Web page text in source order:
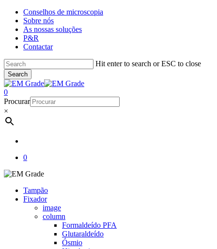
Skip
main
content
Conselhos de microscopia
Sobre nós
As nossas soluções
P&R
Contactar
Hit enter to search or ESC to close
Search
Close
Search
account
0
Menu
Procurar
×
0
Tampão
Fixador
image
column
Formaldeído PFA
Glutaraldeído
Ósmio